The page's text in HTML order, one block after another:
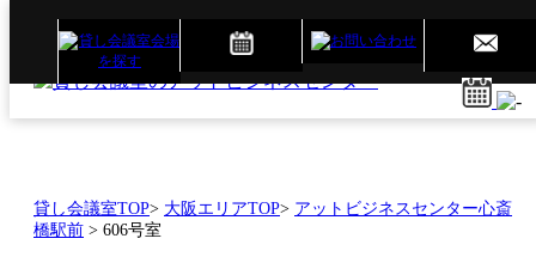
貸し会議室TOP> 大阪エリアTOP> アットビジネスセンター心斎
橋駅前 > 606号室